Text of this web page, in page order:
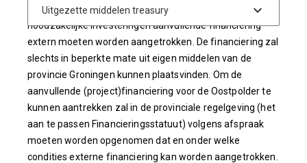
(GREX) Oostpolder zal in 2026 en volgende jaren voor de
noodzakelijke investeringen aanvullende financiering
extern moeten worden aangetrokken. De financiering zal
slechts in beperkte mate uit eigen middelen van de
provincie Groningen kunnen plaatsvinden. Om de
aanvullende (project)financiering voor de Oostpolder te
kunnen aantrekken zal in de provinciale regelgeving (het
aan te passen Financieringsstatuut) volgens afspraak
moeten worden opgenomen dat en onder welke
condities externe financiering kan worden aangetrokken.